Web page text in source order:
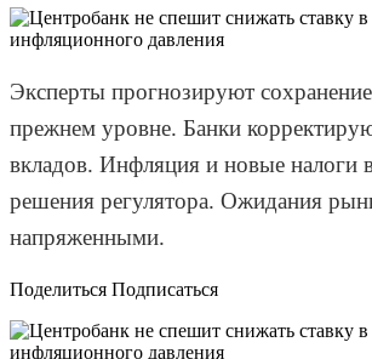
Эксперты прогнозируют сохранение
прежнем уровне. Банки
вкладов. Инфляция и новые налоги
решения регулятора. Ожидания
напряженными.
Поделиться Подписаться